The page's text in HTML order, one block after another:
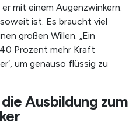
mit einem Augenzwinkern.
ist. Es braucht viel
großen Willen. „Ein
Prozent mehr Kraft
um genauso flüssig zu
Ausbildung zum